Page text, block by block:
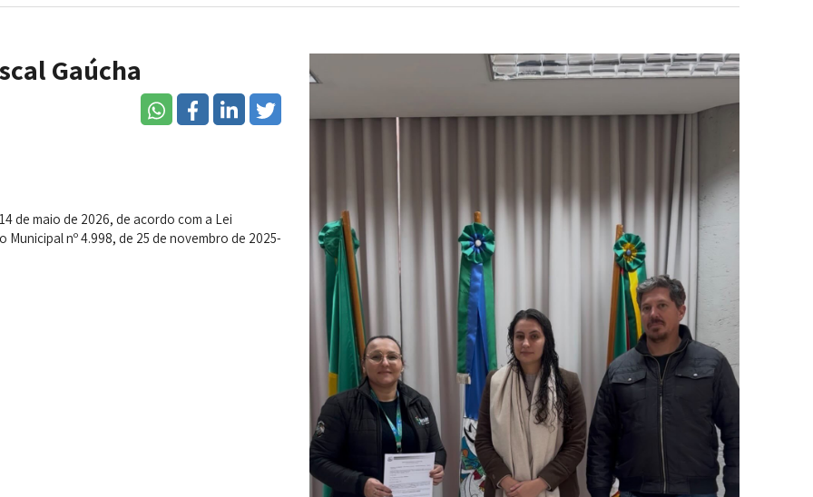
Gaúcha
de maio de 2026, de acordo com a Lei
nº 4.998, de 25 de novembro de 2025-